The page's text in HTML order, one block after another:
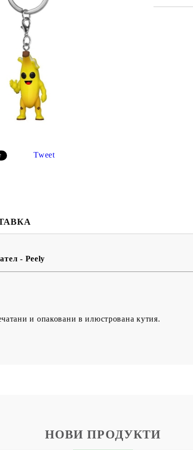
Вход
Tweet
- Peely
и опаковани в илюстрована кутия.
НОВИ ПРОДУКТИ